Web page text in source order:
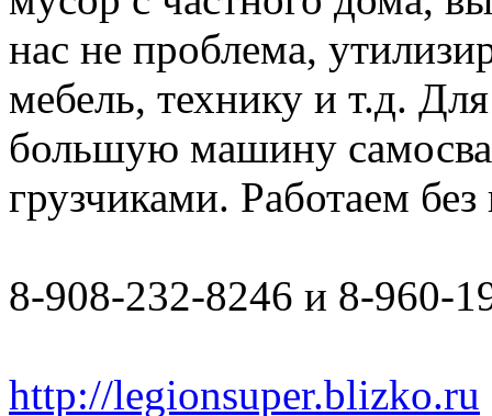
нас не проблема,
мебель, технику и т.д.
большую машину
грузчиками. Работаем
8-908-232-8246 и 8-960-
http://legionsuper.blizko.ru